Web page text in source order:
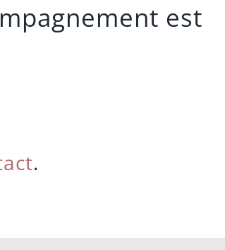
est
.